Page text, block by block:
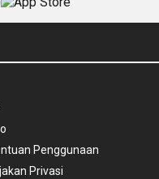
Penggunaan
Privasi